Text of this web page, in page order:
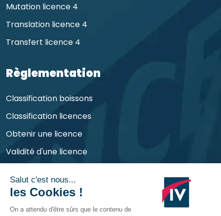
Mutation licence 4
Translation licence 4
Transfert licence 4
Règlementation
Classification boissons
Classification licences
Obtenir une licence
Validité d'une licence